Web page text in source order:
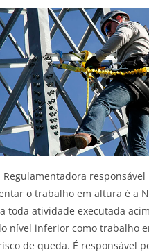
Regulamentadora responsável
o trabalho em altura é a
toda atividade executada
nível inferior como trabalho
de queda. É responsável